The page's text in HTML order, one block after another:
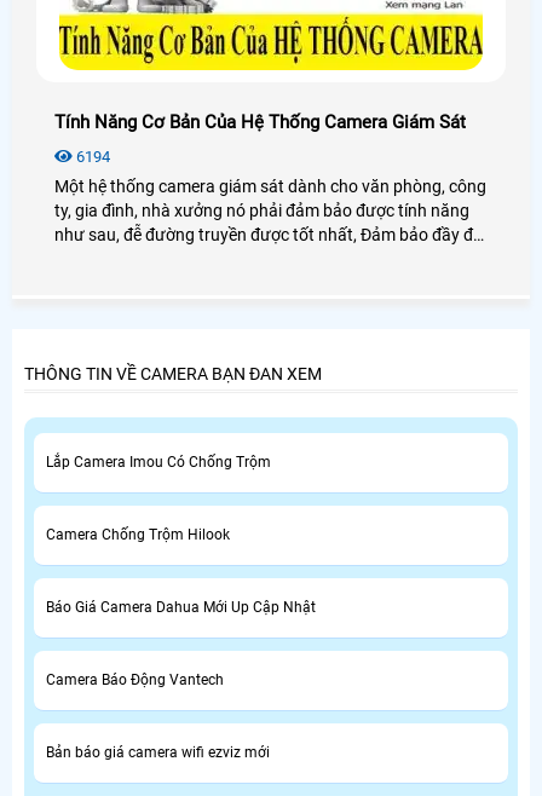
Tính Năng Cơ Bản Của Hệ Thống Camera Giám Sát
6194
Một hệ thống camera giám sát dành cho văn phòng, công
ty, gia đình, nhà xưởng nó phải đảm bảo được tính năng
như sau, đễ đường truyền được tốt nhất, Đảm bảo đầy đủ
THÔNG TIN VỀ CAMERA BẠN ĐAN XEM
Lắp Camera Imou Có Chống Trộm
Camera Chống Trộm Hilook
Báo Giá Camera Dahua Mới Up Cập Nhật
Camera Báo Động Vantech
Bản báo giá camera wifi ezviz mới